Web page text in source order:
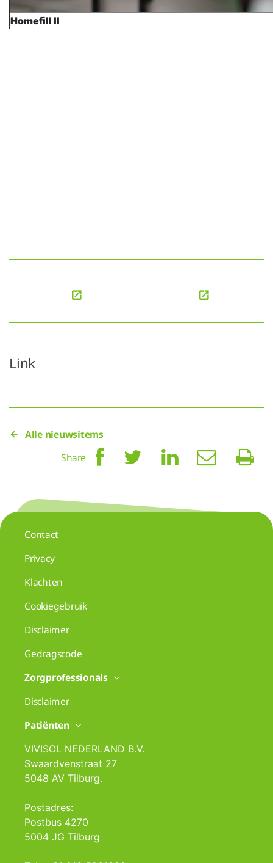
Homefill II
Link
Alle nieuwsitems
Share
Contact
Privacy
Klachten
Cookiegebruik
Disclaimer
Gedragscode
Zorgprofessionals
Disclaimer
Patiënten
VIVISOL NEDERLAND B.V.
Swaardvenstraat 27
5048 AV Tilburg.
Postadres:
Postbus 4270
5004 JG Tilburg